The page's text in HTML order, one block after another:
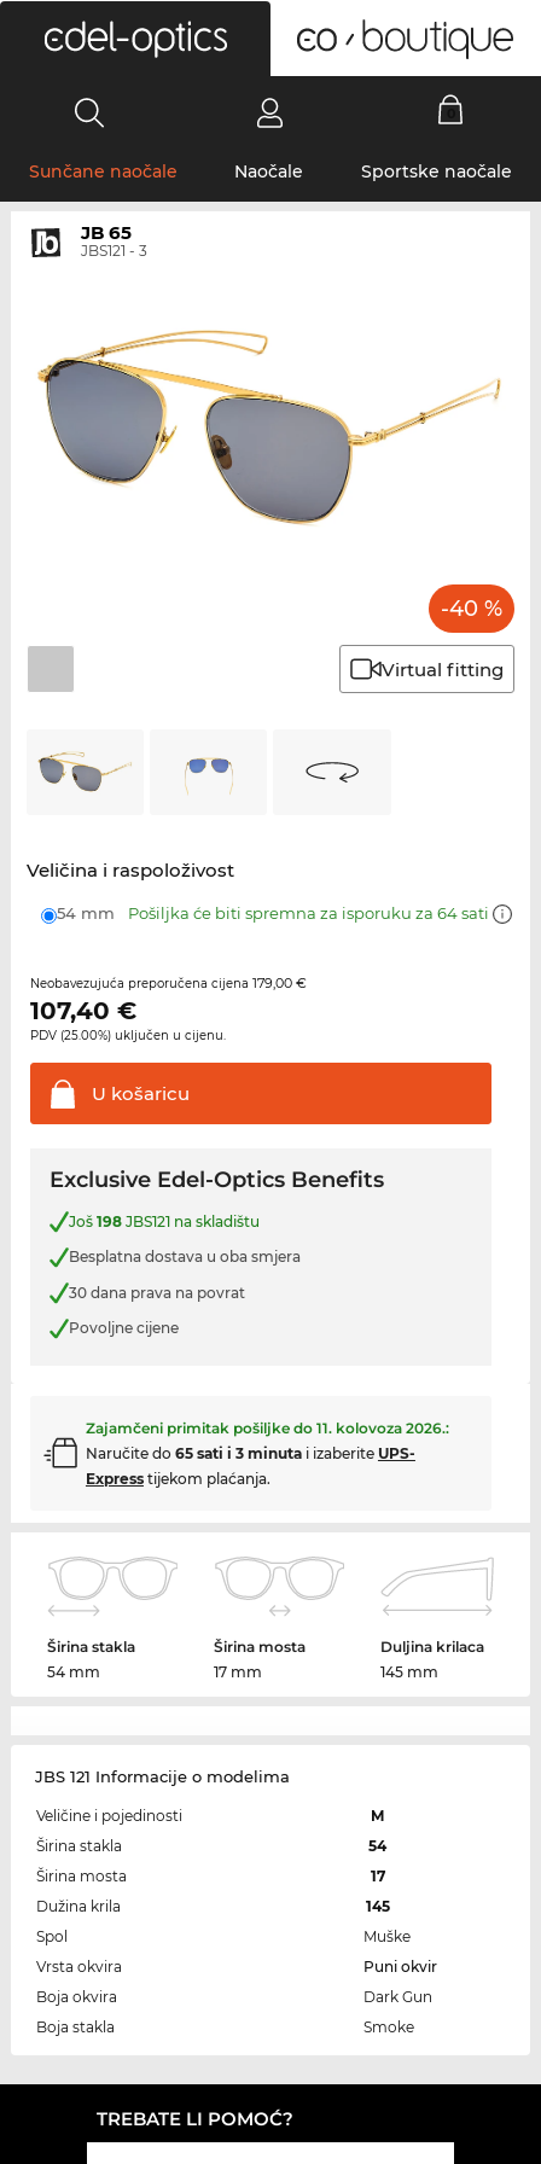
Sunčane naočale Naočale Sportske naočale
JB 65
JBS121 - 3
-40 %
Virtual fitting
Veličina i raspoloživost
54 mm Pošiljka će biti spremna za isporuku za 64 sati
Neobavezujuća preporučena cijena 179,00 €
107,40 €
PDV (25.00%) uključen u cijenu.
U košaricu
Exclusive Edel-Optics Benefits
Još 198JBS121 na skladištu
Besplatna dostava u oba smjera
30 dana prava na povrat
Povoljne cijene
Zajamčeni primitak pošiljke do 11. kolovoza 2026.:
Naručite do 65 sati i 3 minutai izaberite UPS-
Expresstijekom plaćanja.
Širina stakla
54 mm
Širina mosta
17 mm
Duljina krilaca
145 mm
JBS 121 Informacije o modelima
Veličine i pojedinosti
M
Širina stakla
54
Širina mosta
17
Dužina krila
145
Spol
Muške
Vrsta okvira
Puni okvir
Boja okvira
Dark Gun
Boja stakla
Smoke
TREBATE LI POMOĆ?